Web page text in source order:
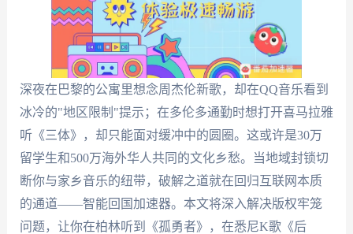
深夜在巴黎的公寓里想念周杰伦新歌，却在QQ音乐看到
冰冷的"地区限制"提示；在多伦多通勤时想打开喜马拉雅
听《三体》，却只能面对缓冲中的圆圈。这或许是30万
留学生和500万海外华人共同的文化乡愁。当地域封锁切
断你与家乡音乐的纽带，破解之道就在回归互联网本质
的通道——智能回国加速器。本文将深入解决版权牢笼
问题，让你在柏林听到《孤勇者》，在悉尼K歌《后